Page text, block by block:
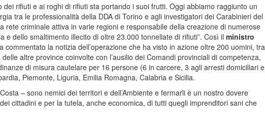
dei rifiuti e ai roghi di rifiuti sta portando i suoi frutti. Oggi abbiamo raggiunto un
tra le professionalità della DDA di Torino e agli investigatori dei Carabinieri del
rete criminale attiva in varie regioni e responsabile della creazione di numerose
e dello smaltimento illecito di oltre 23.000 tonnellate di rifiuti”. Così il ministro
commentato la notizia dell’operazione che ha visto in azione oltre 200 uomini, tra
altre province coinvolte con l’ausilio dei Comandi provinciali di competenza,
di misura cautelare per 16 persone (6 in carcere, 3 agli arresti domiciliari e
Piemonte, Liguria, Emilia Romagna, Calabria e Sicilia.
– sono nemici dei territori e dell’Ambiente e fermarli è un nostro dovere
cittadini e per la tutela, anche economica, di tutti quegli imprenditori sani che